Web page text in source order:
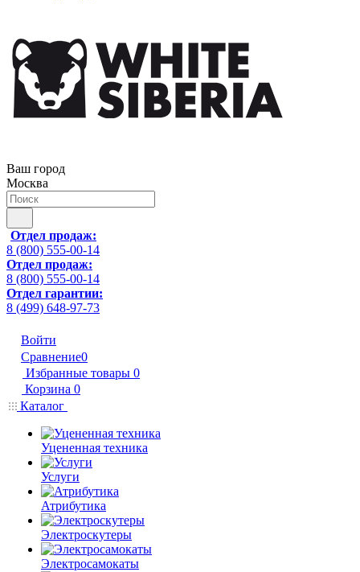
Ваш город
Москва
Отдел продаж:
8 (800) 555-00-14
Отдел продаж:
8 (800) 555-00-14
Отдел гарантии:
8 (499) 648-97-73
Войти
Сравнение0
Избранные товары 0
Корзина 0
Каталог
Уцененная техника
Услуги
Атрибутика
Электроскутеры
Электросамокаты